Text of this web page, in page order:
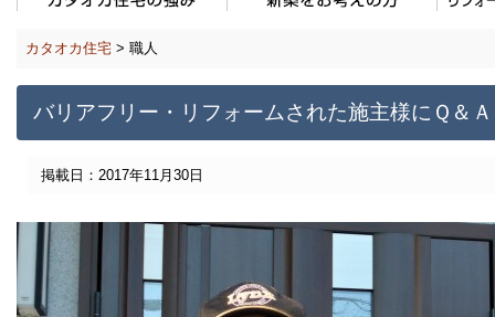
カタオカ住宅 > 職人
バリアフリー・リフォームされた施主様にＱ＆
掲載日：2017年11月30日